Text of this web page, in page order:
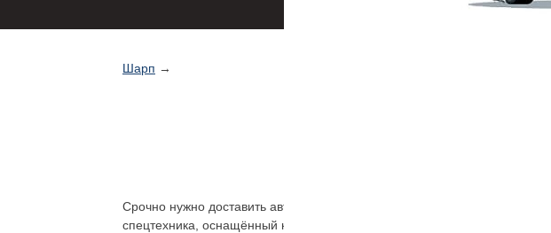
Шарп →
Срочно нужно доставить автомобиль на шиномонтаж, в автосервис?
спецтехника, оснащённый краном-манипулятором эвакуатор.